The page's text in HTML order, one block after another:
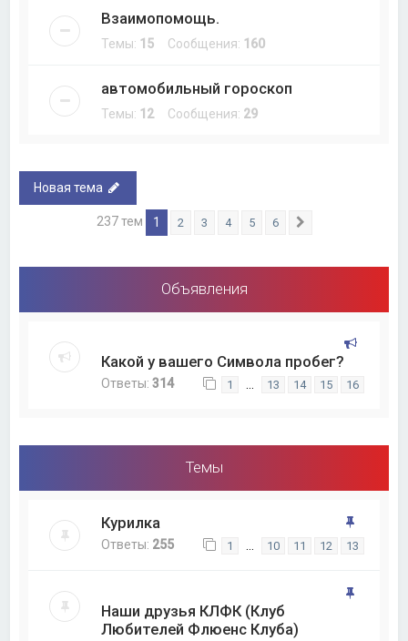
Взаимопомощь.
Темы: 15 Сообщения: 160
автомобильный гороскоп
Темы: 12Сообщения: 29
Новая тема
237 тем 1 2 3 4 5 6
Объявления
Какой у вашего Символа пробег?
Ответы:314 1 … 13 14 15 16
Темы
Курилка
Ответы: 255 1 … 10 11 12 13
Наши друзья КЛФК (Клуб
Любителей Флюенс Клуба)